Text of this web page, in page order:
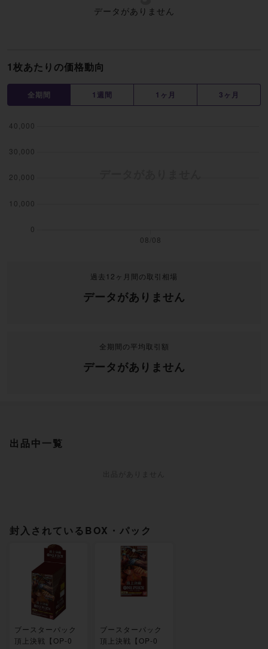
1枚あたりの価格動向
全期間 1週間 1ヶ月 3ヶ月
過去12ヶ月間の取引相場
データがありません
全期間の平均取引額
データがありません
データがありません
出品中一覧
封入されているBOX・パック
ブースターパック
頂上決戦【OP-0
ブースターパック
頂上決戦【OP-0